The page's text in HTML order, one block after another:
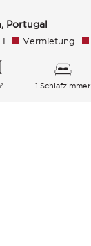
Portugal
Vermietung
1 Schlafzimmer